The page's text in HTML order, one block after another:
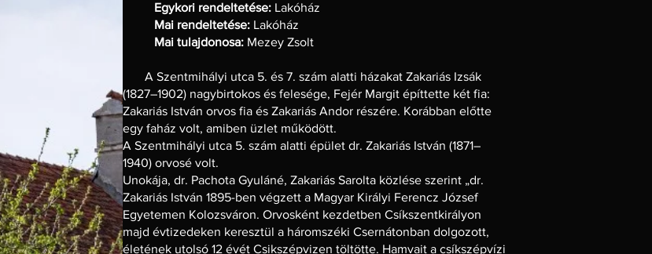
Egykori rendeltetése: Lakóház
Mai rendeltetése: Lakóház
Mai tulajdonosa: Mezey Zsolt
A Szentmihályi utca 5. és 7. szám alatti házakat Zakariás Izsák
(1827–1902) nagybirtokos és felesége, Fejér Margit építtette két fia:
Zakariás István orvos fia és Zakariás Andor részére. Korábban előtte
egy faház volt, amiben üzlet működött.
A Szentmihályi utca 5. szám alatti épület dr. Zakariás István (1871–
1940) orvosé volt.
Unokája, dr. Pachota Gyuláné, Zakariás Sarolta közlése szerint „dr.
Zakariás István 1895-ben végzett a Magyar Királyi Ferencz József
Egyetemen Kolozsváron. Orvosként kezdetben Csíkszentkirályon
majd évtizedeken keresztül a háromszéki Csernátonban dolgozott,
életének utolsó 12 évét Csikszépvizen töltötte. Hamvait a csíkszépvízi